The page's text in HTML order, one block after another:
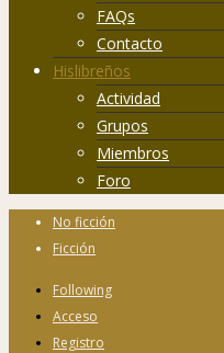
FAQs
Contacto
Hislibreños
Actividad
Grupos
Miembros
Foro
No ficción
Ficción
Following
Acceso
Registro